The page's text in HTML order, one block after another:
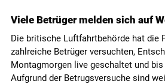
Viele Betrüger melden sich auf
Die britische Luftfahrtbehörde hat die
zahlreiche Betrüger versuchten,
Montagmorgen live geschaltet und
Aufgrund der Betrugsversuche sind